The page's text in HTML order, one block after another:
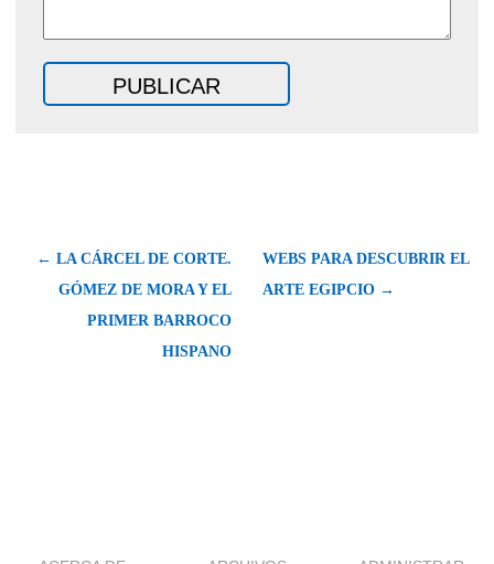
← LA CÁRCEL DE CORTE.
GÓMEZ DE MORA Y EL
PRIMER BARROCO
HISPANO
WEBS PARA DESCUBRIR EL
ARTE EGIPCIO →